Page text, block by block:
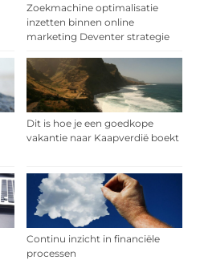
Zoekmachine optimalisatie
inzetten binnen online
marketing Deventer strategie
Dit is hoe je een goedkope
vakantie naar Kaapverdië boekt
Continu inzicht in financiële
processen